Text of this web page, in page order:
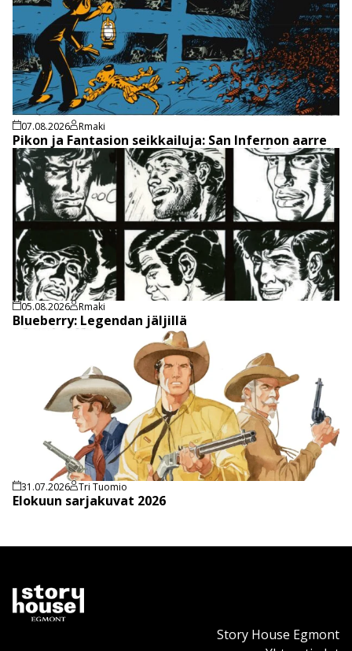
07.08.2026 Rmaki
Pikon ja Fantasion seikkailuja: San Infernon aarre
05.08.2026 Rmaki
Blueberry: Legendan jäljillä
31.07.2026 Tri Tuomio
Elokuun sarjakuvat 2026
Story House Egmont